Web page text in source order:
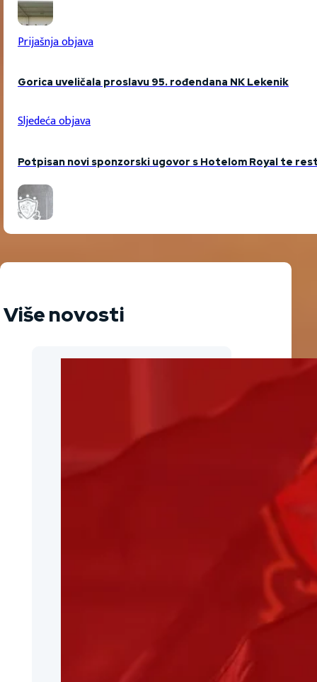
Prijašnja objava
Gorica uveličala proslavu 95. rođendana NK Lekenik
Sljedeća objava
Potpisan novi sponzorski ugovor s Hotelom Royal te
Više novosti